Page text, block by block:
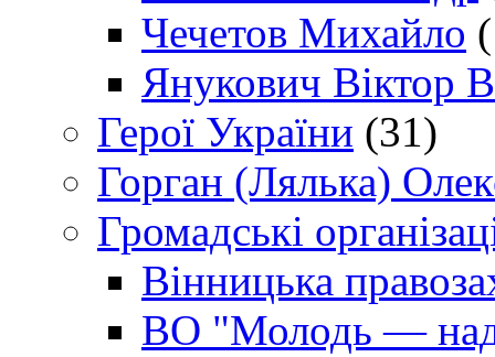
Чечетов Михайло
Янукович Віктор
Герої України (31)
Горган (Лялька)
Громадські
Вінницька
ВО "Молодь —